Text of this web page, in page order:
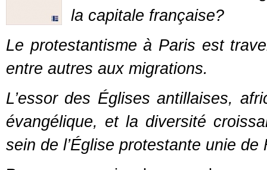
la capitale française?
Le protestantisme à Paris est
entre autres aux migrations.
L’essor des Églises antillaises,
évangélique, et la diversité
sein de l’Église protestante unie